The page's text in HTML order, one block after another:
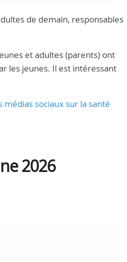
de demain, responsables
et adultes (parents) ont
les jeunes. Il est intéressant
sociaux sur la santé
2026